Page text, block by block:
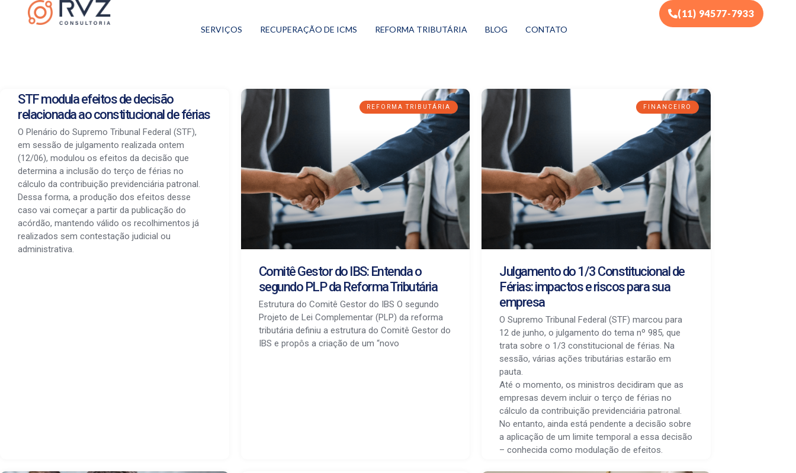
SERVIÇOS RECUPERAÇÃO DE ICMS REFORMA TRIBUTÁRIA BLOG CONTATO
(11) 94577-7933
STF modula efeitos de decisão
relacionada ao constitucional de férias
O Plenário do Supremo Tribunal Federal (STF),
em sessão de julgamento realizada ontem
(12/06), modulou os efeitos da decisão que
determina a inclusão do terço de férias no
cálculo da contribuição previdenciária patronal.
Dessa forma, a produção dos efeitos desse
caso vai começar a partir da publicação do
acórdão, mantendo válido os recolhimentos já
realizados sem contestação judicial ou
administrativa.
REFORMA TRIBUTÁRIA
Comitê Gestor do IBS: Entenda o
segundo PLP da Reforma Tributária
Estrutura do Comitê Gestor do IBS O segundo
Projeto de Lei Complementar (PLP) da reforma
tributária definiu a estrutura do Comitê Gestor do
IBS e propôs a criação de um “novo
FINANCEIRO
Julgamento do 1/3 Constitucional de
Férias: impactos e riscos para sua
empresa
O Supremo Tribunal Federal (STF) marcou para
12 de junho, o julgamento do tema nº 985, que
trata sobre o 1/3 constitucional de férias. Na
sessão, várias ações tributárias estarão em
pauta.
Até o momento, os ministros decidiram que as
empresas devem incluir o terço de férias no
cálculo da contribuição previdenciária patronal.
No entanto, ainda está pendente a decisão sobre
a aplicação de um limite temporal a essa decisão
– conhecida como modulação de efeitos.